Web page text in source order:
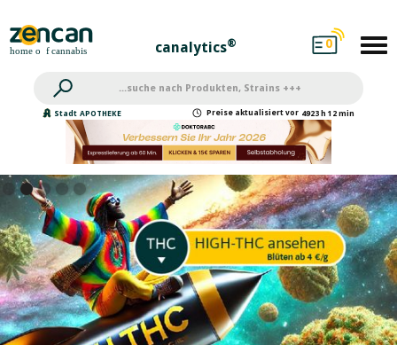
canalytics® 0
Stadt APOTHEKE Preise aktualisiert vor 4923 h 12 min